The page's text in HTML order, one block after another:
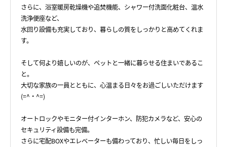
さらに、浴室暖房乾燥機や追焚機能、シャワー付洗面化粧台、温水
洗浄便座など、
水回り設備も充実しており、暮らしの質をしっかりと高めてくれま
す。
そして何より嬉しいのが、ペットと一緒に暮らせる住まいであるこ
と。
大切な家族の一員とともに、心温まる日々をお過ごしいただけます
(=^・^=)
オートロックやモニター付インターホン、防犯カメラなど、安心の
セキュリティ設備も完備。
さらに宅配BOXやエレベーターも備わっており、忙しい毎日をしっ